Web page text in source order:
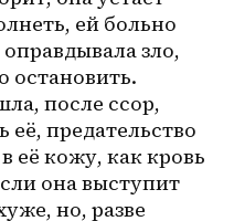
ей больно
зло,
остановить.
после ссор,
её, предательство
её кожу, как кровь
она выступит
но, разве